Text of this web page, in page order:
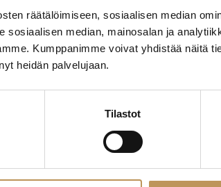
räätälöimiseen, sosiaalisen median
median, mainosalan ja
Kumppanimme voivat yhdistää näitä
heidän palvelujaan.
Tilastot